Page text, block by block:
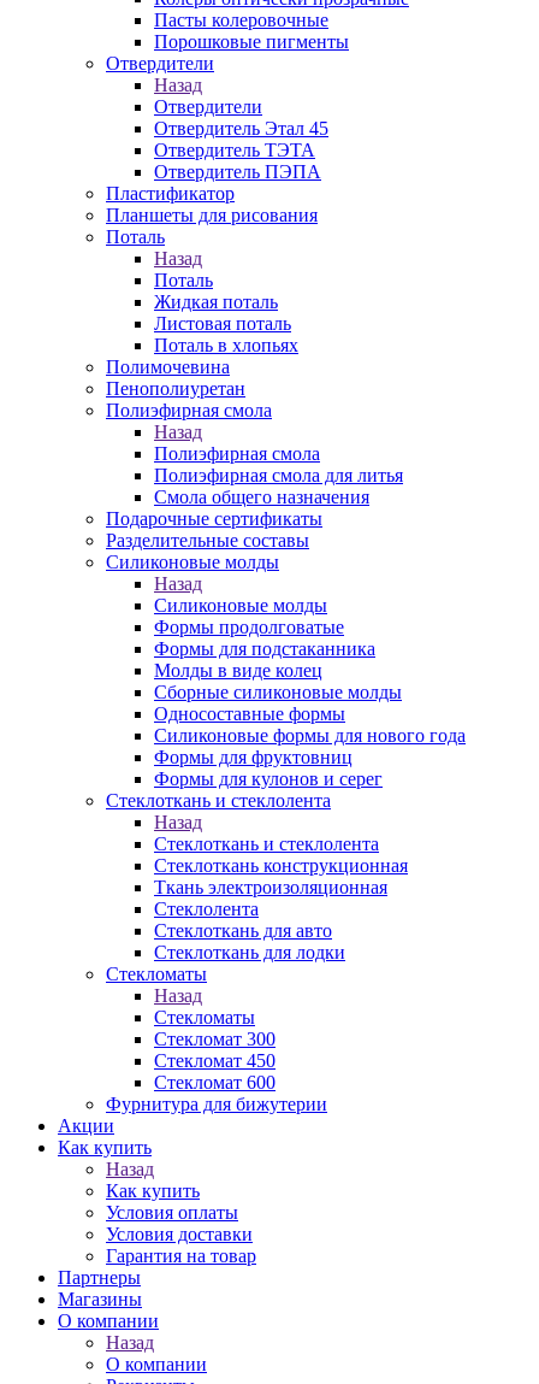
Пасты колеровочные
Порошковые пигменты
Отвердители
Назад
Отвердители
Отвердитель Этал 45
Отвердитель ТЭТА
Отвердитель ПЭПА
Пластификатор
Планшеты для рисования
Поталь
Назад
Поталь
Жидкая поталь
Листовая поталь
Поталь в хлопьях
Полимочевина
Пенополиуретан
Полиэфирная смола
Назад
Полиэфирная смола
Полиэфирная смола для литья
Смола общего назначения
Подарочные сертификаты
Разделительные составы
Силиконовые молды
Назад
Силиконовые молды
Формы продолговатые
Формы для подстаканника
Молды в виде колец
Сборные силиконовые молды
Односоставные формы
Силиконовые формы для нового года
Формы для фруктовниц
Формы для кулонов и серег
Стеклоткань и стеклолента
Назад
Стеклоткань и стеклолента
Стеклоткань конструкционная
Ткань электроизоляционная
Стеклолента
Стеклоткань для авто
Стеклоткань для лодки
Стекломаты
Назад
Стекломаты
Стекломат 300
Стекломат 450
Стекломат 600
Фурнитура для бижутерии
Акции
Как купить
Назад
Как купить
Условия оплаты
Условия доставки
Гарантия на товар
Партнеры
Магазины
О компании
Назад
О компании